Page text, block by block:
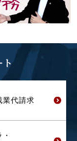
ト
業代請求